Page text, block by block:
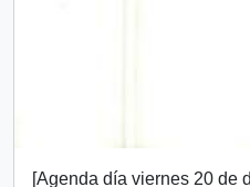
[Agenda día viernes 20 de